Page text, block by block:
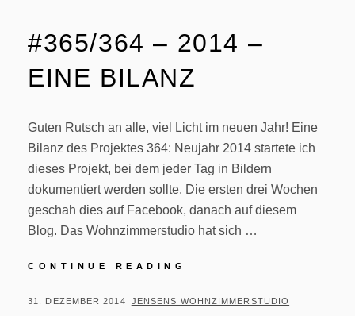
#365/364 – 2014 –
EINE BILANZ
Guten Rutsch an alle, viel Licht im neuen Jahr! Eine
Bilanz des Projektes 364: Neujahr 2014 startete ich
dieses Projekt, bei dem jeder Tag in Bildern
dokumentiert werden sollte. Die ersten drei Wochen
geschah dies auf Facebook, danach auf diesem
Blog. Das Wohnzimmerstudio hat sich …
CONTINUE READING
2014
POSTED
31. DEZEMBER 2014 BY
JENSENS WOHNZIMMERSTUDIO